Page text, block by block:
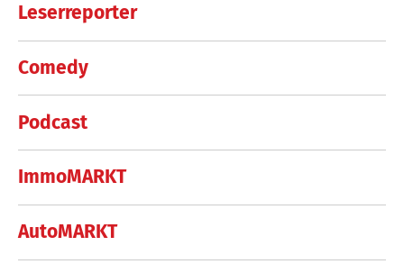
Leserreporter
Comedy
Podcast
ImmoMARKT
AutoMARKT